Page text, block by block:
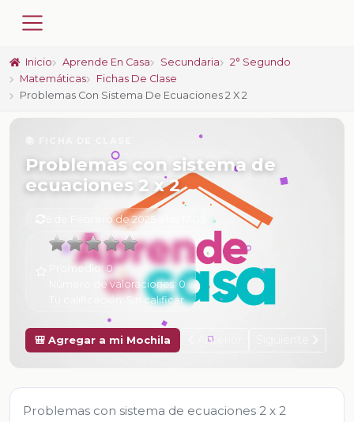
Inicio Aprende En Casa Secundaria
2° Segundo
Matemáticas
Fichas De Clase
Problemas Con Sistema De Ecuaciones 2 X 2
Problemas con sistema de
ecuaciones 2 x 2
6 de Febrero de 2025 a las 17:05
Promedio:0
Número de valoraciones: 0
Tu calificación: Sin calificar
🎒 Agregar a mi Mochila Anterior
Problemas con sistema de ecuaciones 2 x 2